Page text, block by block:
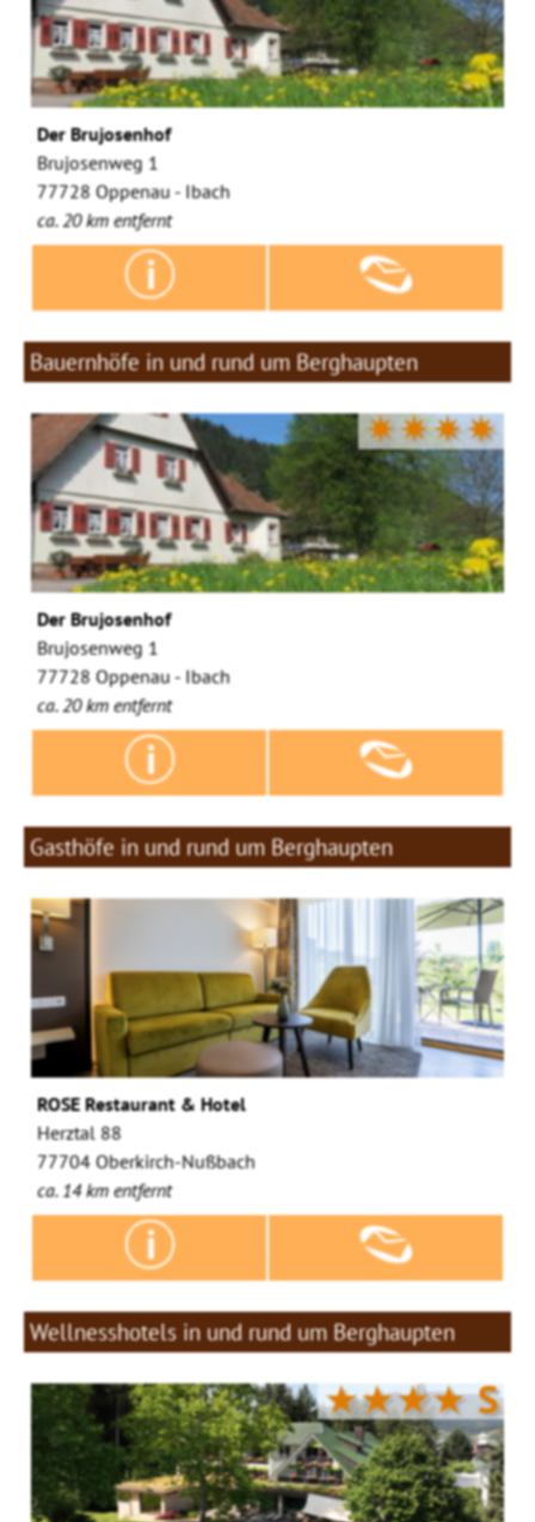
Der Brujosenhof
Brujosenweg 1
77728 Oppenau - Ibach
ca. 20 km entfernt
Bauernhöfe in und rund um Berghaupten
✷✷✷✷
Der Brujosenhof
Brujosenweg 1
77728 Oppenau - Ibach
ca. 20 km entfernt
Gasthöfe in und rund um Berghaupten
ROSE Restaurant & Hotel
Herztal 88
77704 Oberkirch-Nußbach
ca. 14 km entfernt
Wellnesshotels in und rund um Berghaupten
★★★★S